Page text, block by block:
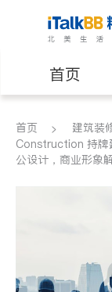
首页
医生
保险理财
建筑装修
首页 建筑装
Construction 持牌
公设计，商业形象